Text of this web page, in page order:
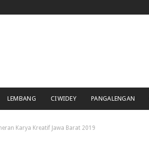
LEMBANG CIWIDEY PANGALENGAN
Karya Kreatif Jawa Barat 2019